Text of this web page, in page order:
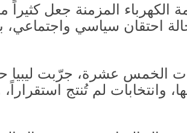
الكهرباء المزمنة جعل كثيراً
احتقان سياسي واجتماعي،
الخمس عشرة، جرّبت ليبيا
وانتخابات لم تُنتج استقراراً،